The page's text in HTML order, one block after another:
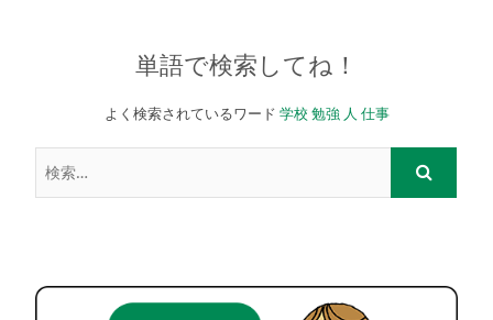
単語で検索してね！
よく検索されているワード 学校 勉強 人 仕事